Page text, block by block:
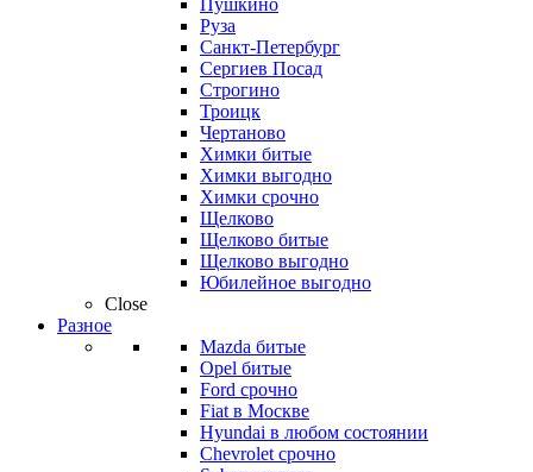
Пушкино
Руза
Санкт-Петербург
Сергиев Посад
Строгино
Троицк
Чертаново
Химки битые
Химки выгодно
Химки срочно
Щелково
Щелково битые
Щелково выгодно
Юбилейное выгодно
Close
Разное
Mazda битые
Opel битые
Ford срочно
Fiat в Москве
Hyundai в любом состоянии
Chevrolet срочно